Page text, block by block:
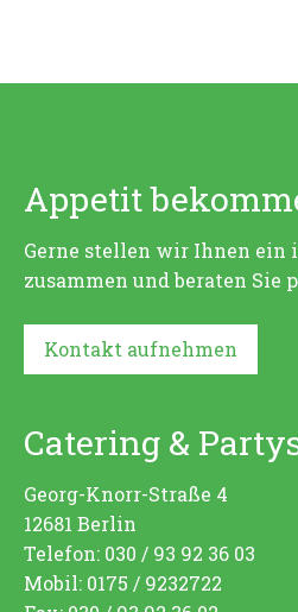
Appetit
Gerne stellen wir Ihnen ein
zusammen und beraten Sie
Kontakt aufnehmen
Catering &
Georg-Knorr-Straße 4
12681 Berlin
Telefon: 030 / 93 92 36 03
Mobil: 0175 / 9232722